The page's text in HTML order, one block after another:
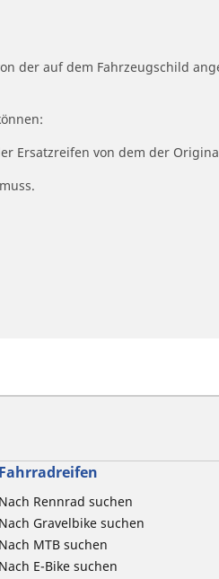
der auf dem Fahrzeugschild
Ersatzreifen von dem der
Fahrradreifen
Nach Rennrad suchen
Nach Gravelbike suchen
Nach MTB suchen
Nach E-Bike suchen